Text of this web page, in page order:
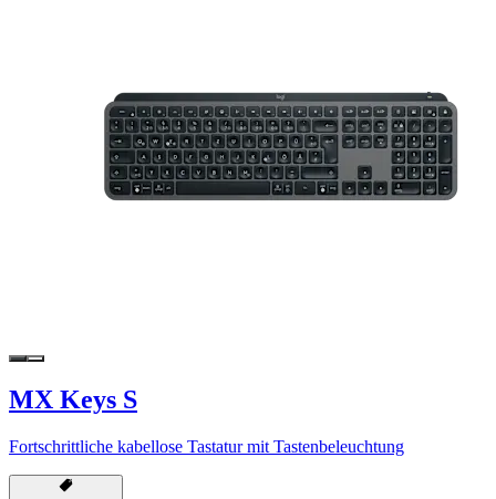
MX Keys S
Fortschrittliche kabellose Tastatur mit Tastenbeleuchtung